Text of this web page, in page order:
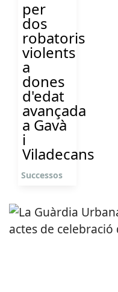
per
dos
robatoris
violents
a
dones
d'edat
avançada
a Gavà
i
Viladecans
Successos